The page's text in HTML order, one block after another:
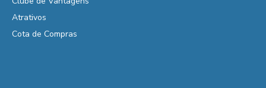
Atrativos
Cota de Compras